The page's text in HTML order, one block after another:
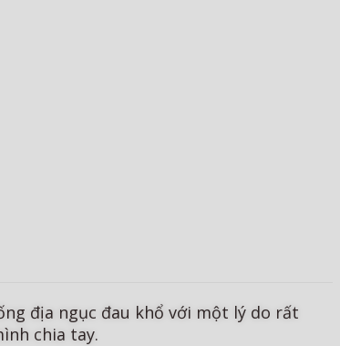
địa ngục đau khổ với một lý do rất
chia tay.